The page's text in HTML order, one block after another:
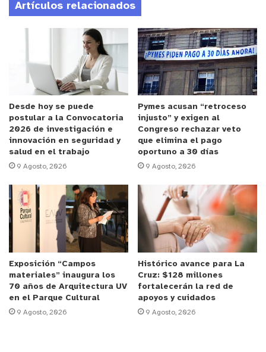
Durante el procedimiento, personal policial
recuperó diversas especies que quedaron como
evidencia, entre ellas bolsos, equipos electrónicos
y otros artículos que habrían estado vinculados al
ilícito investigado.
Los dos detenidos fueron puestos a disposición de
la justicia para el respectivo control de detención y
la continuación de las diligencias
correspondientes.
y tú, ¿qué opinas?
Artículos relacionados
Desde hoy se puede
postular a la Convocatoria
2026 de investigación e
innovación en seguridad y
salud en el trabajo
9 Agosto, 2026
Pymes acusan “retroceso
injusto” y exigen al
Congreso rechazar veto
que elimina el pago
oportuno a 30 días
9 Agosto, 2026
Exposición “Campos
materiales” inaugura los
70 años de Arquitectura UV
en el Parque Cultural
9 Agosto, 2026
Histórico avance para La
Cruz: $128 millones
fortalecerán la red de
apoyos y cuidados
9 Agosto, 2026